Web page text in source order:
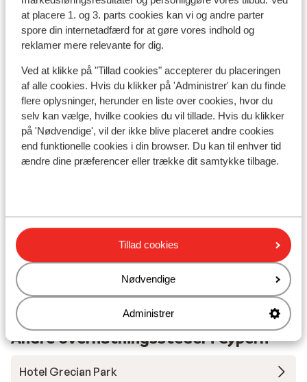
at placere 1. og 3. parts cookies kan vi og andre parter
spore din internetadfærd for at gøre vores indhold og
reklamer mere relevante for dig.
Ved at klikke på "Tillad cookies" accepterer du placeringen
af alle cookies. Hvis du klikker på 'Administrer' kan du finde
flere oplysninger, herunder en liste over cookies, hvor du
selv kan vælge, hvilke cookies du vil tillade. Hvis du klikker
på 'Nødvendige', vil der ikke blive placeret andre cookies
end funktionelle cookies i din browser. Du kan til enhver tid
ændre dine præferencer eller trække dit samtykke tilbage.
Tillad cookies
Nødvendige
Administrer
Ved stranden (sandstrand, liggestole (mod
betaling) , parasol (mod betaling) )
Afstand til centrum: ca. 1,5 kilometer
Afstand til bargaden ca. 500 meter
Afstand til lufthavn Airport Larnaca(LCA): ca. 45
kilometer
Afstand til nærmeste butikker ca. 500 meter
Afstand til nærmeste kiosk ca. 5 meter
Nærmeste restaurant ca. 500 meter
Nærmeste apotek ca. 200 meter
Nærmeste hospital ca. 1,2 kilometer
Andre overnatningssteder i Cypern
Hotel Grecian Park